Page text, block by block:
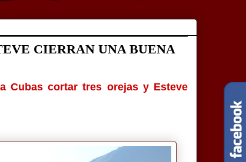
CIERRAN UNA BUENA
Cubas cortar tres orejas y Esteve